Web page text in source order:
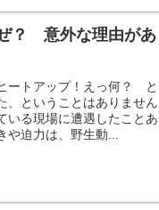
？ 意外な理由があ
ートアップ！えっ何？ と
、ということはありません
いる現場に遭遇したことあ
迫力は、野生動...